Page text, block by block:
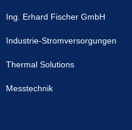
Ing. Erhard Fischer GmbH
Industrie-Stromversorgungen
Thermal Solutions
Messtechnik